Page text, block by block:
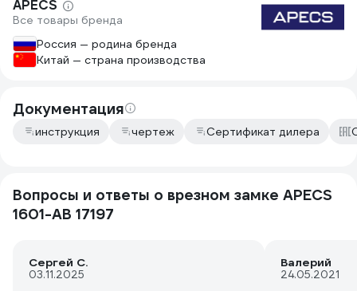
APECS
Все товары бренда
Россия — родина бренда
Китай — страна производства
Документация
инструкция чертеж Сертификат дилера
Вопросы и ответы о врезном замке APECS
1601-AB 17197
Сергей С.
03.11.2025
Валерий
24.05.2021